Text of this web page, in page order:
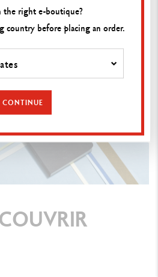
the right e-boutique?
country before placing an order.
CONTINUE